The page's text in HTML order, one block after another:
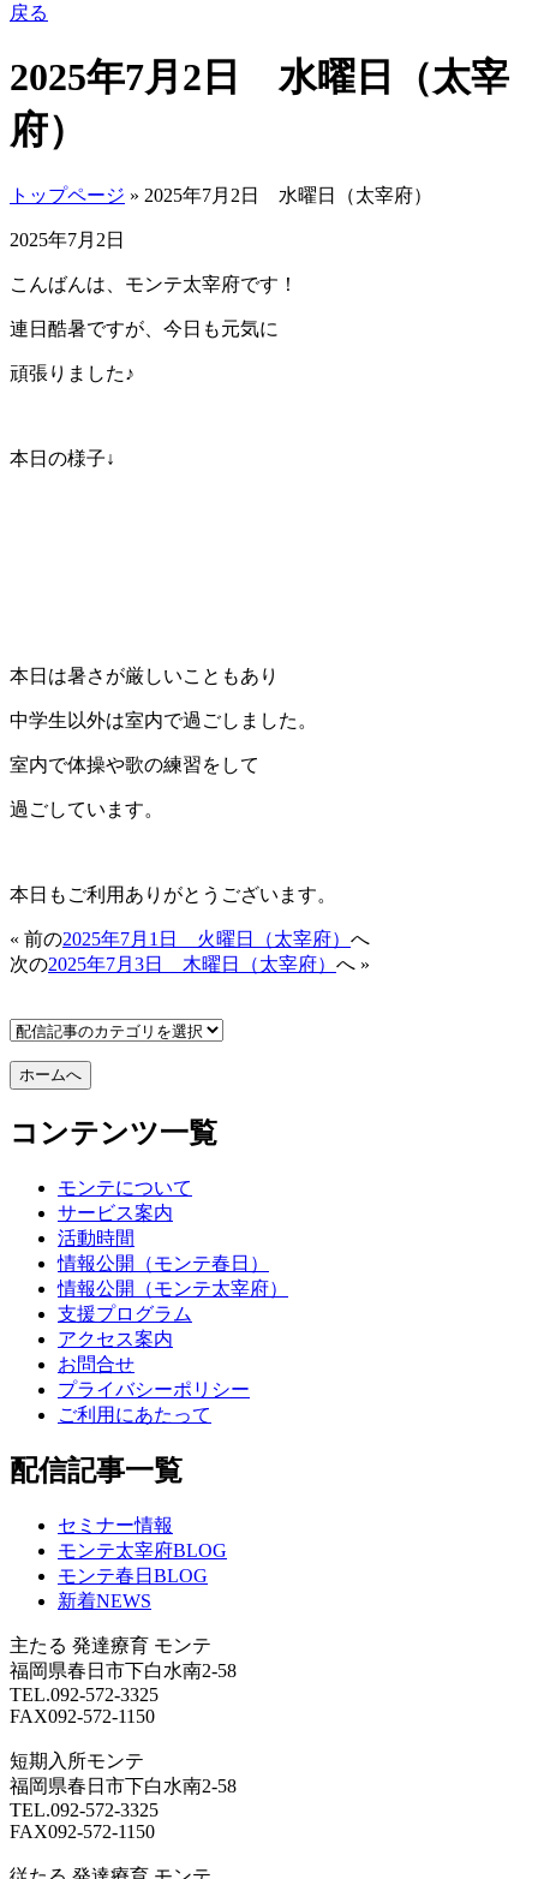
戻る
2025年7月2日 水曜日（太宰
府）
トップページ » 2025年7月2日 水曜日（太宰府）
2025年7月2日
こんばんは、モンテ太宰府です！
連日酷暑ですが、今日も元気に
頑張りました♪
本日の様子↓
本日は暑さが厳しいこともあり
中学生以外は室内で過ごしました。
室内で体操や歌の練習をして
過ごしています。
本日もご利用ありがとうございます。
« 前の2025年7月1日 火曜日（太宰府） へ
次の2025年7月3日 木曜日（太宰府） へ »
コンテンツ一覧
モンテについて
サービス案内
活動時間
情報公開（モンテ春日）
情報公開（モンテ太宰府）
支援プログラム
アクセス案内
お問合せ
プライバシーポリシー
ご利用にあたって
配信記事一覧
セミナー情報
モンテ太宰府BLOG
モンテ春日BLOG
新着NEWS
主たる 発達療育 モンテ
福岡県春日市下白水南2-58
TEL.092-572-3325
FAX092-572-1150
短期入所モンテ
福岡県春日市下白水南2-58
TEL.092-572-3325
FAX092-572-1150